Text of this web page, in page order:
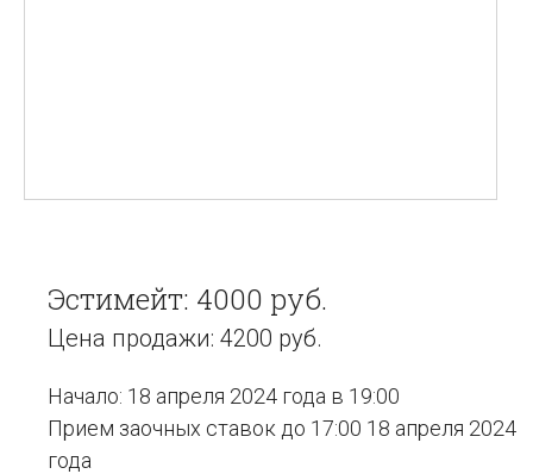
Эстимейт: 4000 руб.
Цена продажи: 4200 руб.
Начало: 18 апреля 2024 года в 19:00
Прием заочных ставок до 17:00 18 апреля 2024
года